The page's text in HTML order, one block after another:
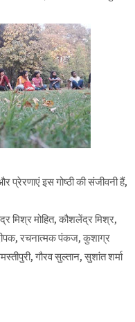
प्रेरणाएं इस गोष्ठी की संजीवनी हैं,
मिश्र मोहित, कौशलेंद्र मिश्र,
रचनात्मक पंकज, कुशाग्र
गौरव सुल्तान, सुशांत शर्मा